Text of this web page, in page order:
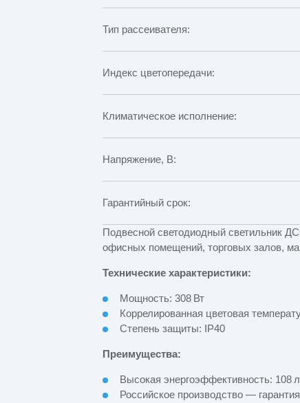
Тип рассеивателя:
Индекс цветопередачи:
Климатическое исполнение:
Напряжение, В:
Гарантийный срок:
Подвесной светодиодный светильник
офисных помещений, торговых залов,
Технические характеристики:
Мощность: 308 Вт
Коррелированная цветовая
Степень защиты: IP40
Преимущества:
Высокая энергоэффективность: 108
Российское производство —